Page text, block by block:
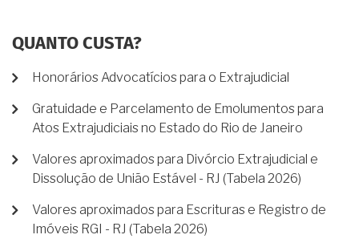
QUANTO CUSTA?
Honorários Advocatícios para o Extrajudicial
Gratuidade e Parcelamento de Emolumentos para
Atos Extrajudiciais no Estado do Rio de Janeiro
Valores aproximados para Divórcio Extrajudicial e
Dissolução de União Estável - RJ (Tabela 2026)
Valores aproximados para Escrituras e Registro de
Imóveis RGI - RJ (Tabela 2026)